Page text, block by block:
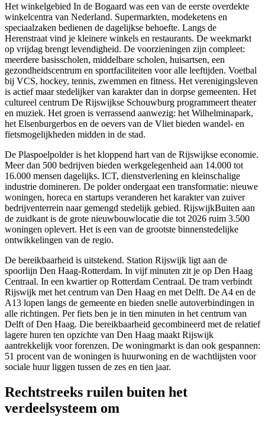
Het winkelgebied In de Bogaard was een van de eerste overdekte
winkelcentra van Nederland. Supermarkten, modeketens en
speciaalzaken bedienen de dagelijkse behoefte. Langs de
Herenstraat vind je kleinere winkels en restaurants. De weekmarkt
op vrijdag brengt levendigheid. De voorzieningen zijn compleet:
meerdere basisscholen, middelbare scholen, huisartsen, een
gezondheidscentrum en sportfaciliteiten voor alle leeftijden. Voetbal
bij VCS, hockey, tennis, zwemmen en fitness. Het verenigingsleven
is actief maar stedelijker van karakter dan in dorpse gemeenten. Het
cultureel centrum De Rijswijkse Schouwburg programmeert theater
en muziek. Het groen is verrassend aanwezig: het Wilhelminapark,
het Elsenburgerbos en de oevers van de Vliet bieden wandel- en
fietsmogelijkheden midden in de stad.
De Plaspoelpolder is het kloppend hart van de Rijswijkse economie.
Meer dan 500 bedrijven bieden werkgelegenheid aan 14.000 tot
16.000 mensen dagelijks. ICT, dienstverlening en kleinschalige
industrie domineren. De polder ondergaat een transformatie: nieuwe
woningen, horeca en startups veranderen het karakter van zuiver
bedrijventerrein naar gemengd stedelijk gebied. RijswijkBuiten aan
de zuidkant is de grote nieuwbouwlocatie die tot 2026 ruim 3.500
woningen oplevert. Het is een van de grootste binnenstedelijke
ontwikkelingen van de regio.
De bereikbaarheid is uitstekend. Station Rijswijk ligt aan de
spoorlijn Den Haag-Rotterdam. In vijf minuten zit je op Den Haag
Centraal. In een kwartier op Rotterdam Centraal. De tram verbindt
Rijswijk met het centrum van Den Haag en met Delft. De A4 en de
A13 lopen langs de gemeente en bieden snelle autoverbindingen in
alle richtingen. Per fiets ben je in tien minuten in het centrum van
Delft of Den Haag. Die bereikbaarheid gecombineerd met de relatief
lagere huren ten opzichte van Den Haag maakt Rijswijk
aantrekkelijk voor forenzen. De woningmarkt is dan ook gespannen:
51 procent van de woningen is huurwoning en de wachtlijsten voor
sociale huur liggen tussen de zes en tien jaar.
Rechtstreeks ruilen buiten het
verdeelsysteem om